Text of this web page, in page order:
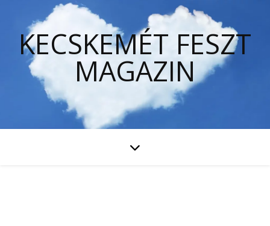
KECSKEMÉT FESZT
MAGAZIN